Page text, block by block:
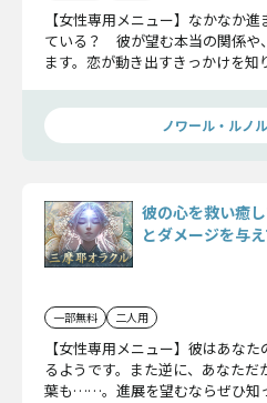
【女性専用メニュー】なかなか
ている？ 彼が望む本当の関係や
ます。恋が動き出すきっかけを
ノワール・ルノ
彼の心を救い癒
とダメージを与
一部無料 二人用
【女性専用メニュー】彼はあな
るようです。また逆に、あなた
葉も……。進展を望むならぜひ知